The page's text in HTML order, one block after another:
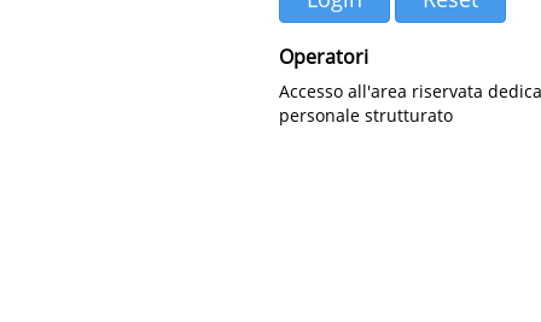
Operatori
Accesso all'area riservata
personale strutturato